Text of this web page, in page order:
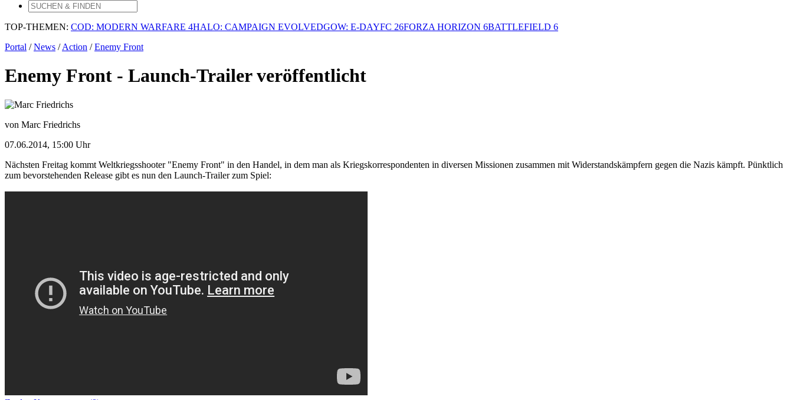
TOP-THEMEN: COD: MODERN WARFARE 4HALO: CAMPAIGN EVOLVEDGOW: E-DAYFC 26FORZA HORIZON 6BATTLEFIELD 6
Portal /News /Action /Enemy Front
Enemy Front - Launch-Trailer veröffentlicht
von Marc Friedrichs
07.06.2014, 15:00 Uhr
Nächsten Freitag kommt Weltkriegsshooter "Enemy Front" in den Handel, in dem man als Kriegskorrespondenten in diversen Missionen zusammen mit Widerstandskämpfern gegen die Nazis kämpft. Pünktlich
zum bevorstehenden Release gibt es nun den Launch-Trailer zum Spiel: